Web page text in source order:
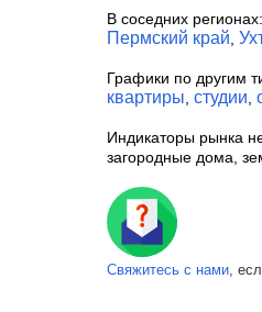
В соседних регионах:
Пермский край,
Графики по другим
квартиры, студии,
Индикаторы рынка
загородные дома,
Свяжитесь с нами,